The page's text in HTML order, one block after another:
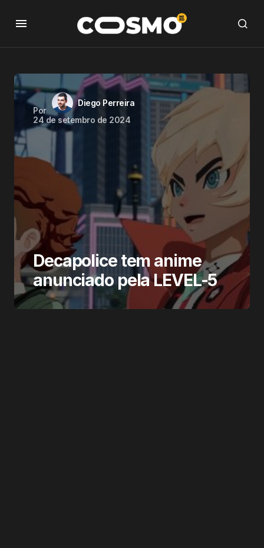
Por
Diego Perreira
24 de setembro de 2024
Decapolice tem anime
anunciado pela LEVEL-5